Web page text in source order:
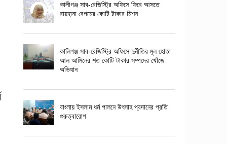
কালীগঞ্জ সাব-রেজিস্ট্রি অফিসে ফিরে আসতে
রায়হানা বেগমের কোটি টাকার মিশন
কালিগঞ্জ সাব-রেজিস্ট্রি অফিসে দুর্নীতির মূল হোতা
আল আমিনের শত কোটি টাকার সম্পদের খোঁজে
অভিযান
বাংলায় ইসলাম ধর্ম পালনে উৎসাহ প্রদানের প্রতি
গুরুত্বারোপ